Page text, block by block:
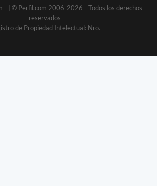
-
| © Perfil.com 2006-2026 - Todos los derechos
reservados
de Propiedad Intelectual: Nro.